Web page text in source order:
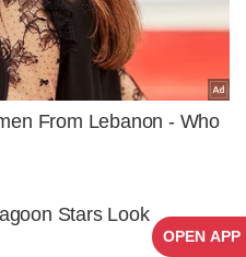
OPEN APP